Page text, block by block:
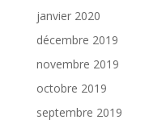
janvier 2020
décembre 2019
novembre 2019
octobre 2019
septembre 2019